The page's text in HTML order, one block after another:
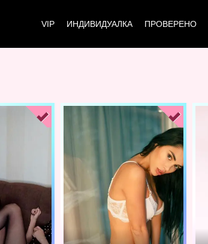
VIP ИНДИВИДУАЛКА ПРОВЕРЕНО